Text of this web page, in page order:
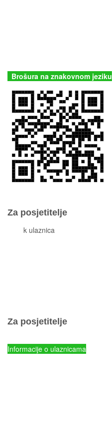
Brošura na znakovnom jeziku
Za posjetitelje
k ulaznica
Za posjetitelje
Informacije o ulaznicama